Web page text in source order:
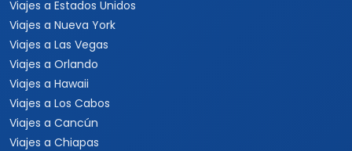
Viajes a Canadá
Viajes a Japón
Viajes a Japón y Corea del
Sur
Viajes a Colombia
Viajes a Perú
Viajes a Sudamérica
Viajes a Estados Unidos